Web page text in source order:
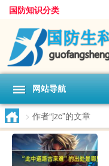
国防知识分类
网站导航
> 作者“jzc”的文章